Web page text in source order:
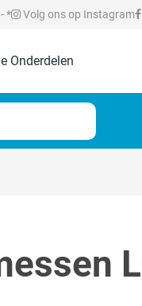
* Volg ons op Instagram
Onderdelen